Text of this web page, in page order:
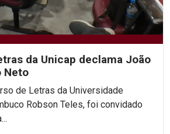
da Unicap declama João
Neto
de Letras da Universidade
Robson Teles, foi convidado